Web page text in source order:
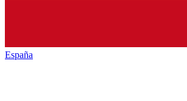
España